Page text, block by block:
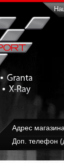
Адрес
Доп. телефон